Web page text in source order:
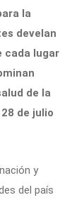
la
develan
cada lugar
de la
de julio
y
del país